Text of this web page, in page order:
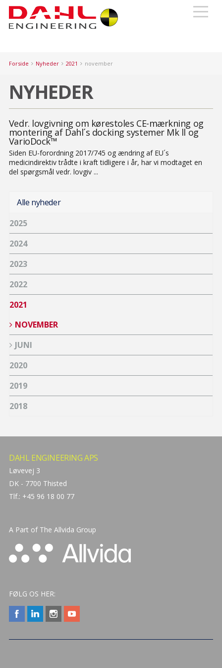
Forside Nyheder 2021 november
NYHEDER
Vedr. lovgivning om kørestoles CE-mærkning og
montering af Dahl´s docking systemer Mk ll og
VarioDock™
Siden EU-forordning 2017/745 og ændring af EU´s
medicindirektiv trådte i kraft tidligere i år, har vi modtaget en
del spørgsmål vedr. lovgiv ...
Alle nyheder
2025
2024
2023
2022
2021
NOVEMBER
JUNI
2020
2019
2018
DAHL ENGINEERING APS
Løvevej 3
DK - 7700 Thisted
Tlf.: +45 96 18 00 77
A Part of The Allvida Group
FØLG OS HER: